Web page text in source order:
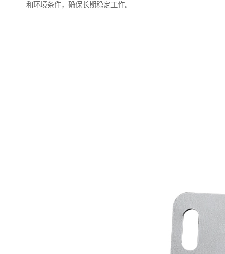
和环境条件，确保长期稳定工作。